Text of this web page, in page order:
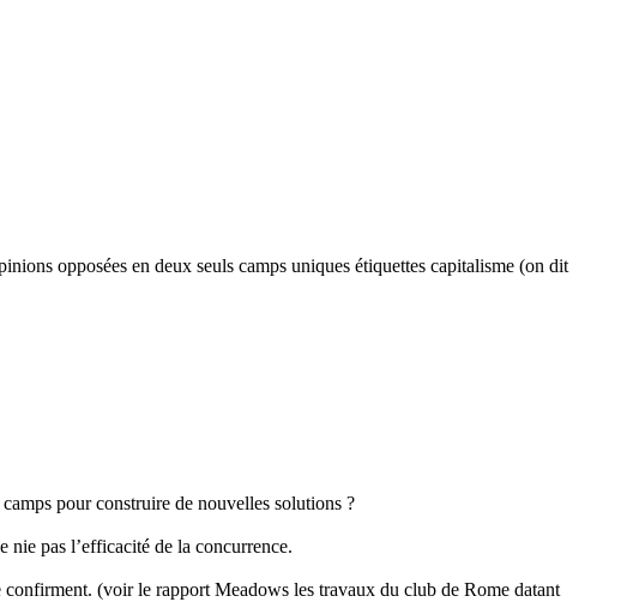
opposées en deux seuls camps uniques étiquettes capitalisme (on dit
pour construire de nouvelles solutions ?
nie pas l’efficacité de la concurrence.
confirment. (voir le rapport Meadows les travaux du club de Rome datant